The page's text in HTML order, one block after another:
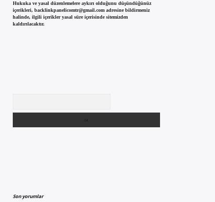
Hukuka ve yasal düzenlemelere aykırı olduğunu düşündüğünüz
içerikleri, backlinkpanelicomtr@gmail.comadresine bildirmeniz
halinde, ilgili içerikler yasal süre içerisinde sitemizden
kaldırılacaktır.
Son yorumlar